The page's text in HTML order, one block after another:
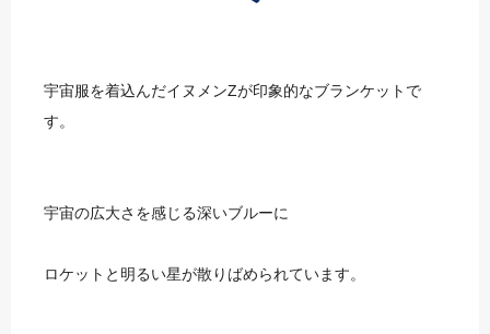
宇宙服を着込んだイヌメンZが印象的なブランケットで
す。
宇宙の広大さを感じる深いブルーに
ロケットと明るい星が散りばめられています。